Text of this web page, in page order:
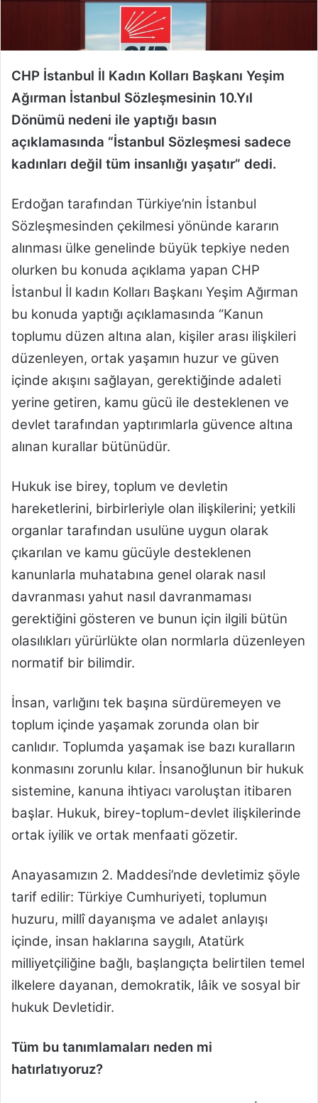
e
k
CHP İstanbul İl Kadın Kolları Başkanı Yeşim
Ağırman İstanbul Sözleşmesinin 10.Yıl
Dönümü nedeni ile yaptığı basın
açıklamasında “İstanbul Sözleşmesi sadece
kadınları değil tüm insanlığı yaşatır” dedi.
Erdoğan tarafından Türkiye’nin İstanbul
Sözleşmesinden çekilmesi yönünde kararın
alınması ülke genelinde büyük tepkiye neden
olurken bu konuda açıklama yapan CHP
İstanbul İl kadın Kolları Başkanı Yeşim Ağırman
bu konuda yaptığı açıklamasında “Kanun
toplumu düzen altına alan, kişiler arası ilişkileri
düzenleyen, ortak yaşamın huzur ve güven
içinde akışını sağlayan, gerektiğinde adaleti
yerine getiren, kamu gücü ile desteklenen ve
devlet tarafından yaptırımlarla güvence altına
alınan kurallar bütünüdür.
Hukuk ise birey, toplum ve devletin
hareketlerini, birbirleriyle olan ilişkilerini; yetkili
organlar tarafından usulüne uygun olarak
çıkarılan ve kamu gücüyle desteklenen
kanunlarla muhatabına genel olarak nasıl
davranması yahut nasıl davranmaması
gerektiğini gösteren ve bunun için ilgili bütün
olasılıkları yürürlükte olan normlarla düzenleyen
normatif bir bilimdir.
İnsan, varlığını tek başına sürdüremeyen ve
toplum içinde yaşamak zorunda olan bir
canlıdır. Toplumda yaşamak ise bazı kuralların
konmasını zorunlu kılar. İnsanoğlunun bir hukuk
sistemine, kanuna ihtiyacı varoluştan itibaren
başlar. Hukuk, birey-toplum-devlet ilişkilerinde
ortak iyilik ve ortak menfaati gözetir.
Anayasamızın 2. Maddesi’nde devletimiz şöyle
tarif edilir: Türkiye Cumhuriyeti, toplumun
huzuru, millî dayanışma ve adalet anlayışı
içinde, insan haklarına saygılı, Atatürk
milliyetçiliğine bağlı, başlangıçta belirtilen temel
ilkelere dayanan, demokratik, lâik ve sosyal bir
hukuk Devletidir.
Tüm bu tanımlamaları neden mi
hatırlatıyoruz?